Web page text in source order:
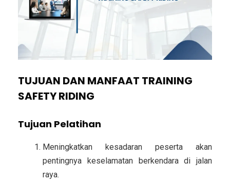
TUJUAN DAN MANFAAT TRAINING
SAFETY RIDING
Tujuan Pelatihan
Meningkatkan kesadaran peserta akan
pentingnya keselamatan berkendara di jalan
raya.